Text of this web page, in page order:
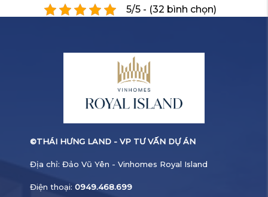
5/5 - (32 bình chọn)
©THÁI HƯNG LAND - VP TƯ VẤN DỰ ÁN
Địa chỉ: Đảo Vũ Yên - Vinhomes Royal Island
Điện thoại: 0949.468.699